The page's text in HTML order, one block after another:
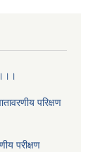
परिक्षण
परीक्षण